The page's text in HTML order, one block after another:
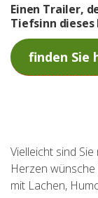
Einen Trailer,
Tiefsinn
finden Sie
Vielleicht sind
Herzen
mit Lachen,